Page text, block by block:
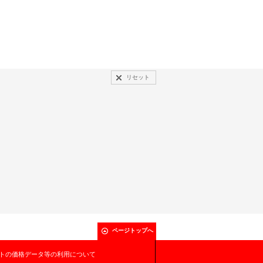
リセット
ページトップへ
の価格データ等の利用について